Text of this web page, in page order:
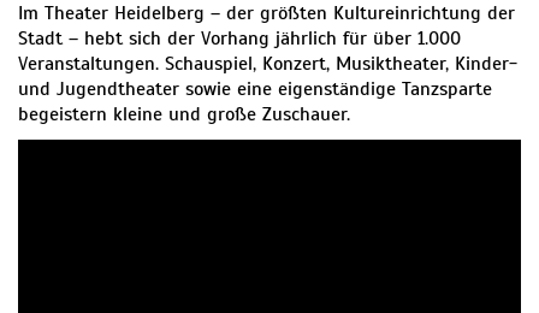
Im Theater Heidelberg – der größten Kultureinrichtung der
Stadt – hebt sich der Vorhang jährlich für über 1.000
Veranstaltungen. Schauspiel, Konzert, Musiktheater, Kinder-
und Jugendtheater sowie eine eigenständige Tanzsparte
begeistern kleine und große Zuschauer.